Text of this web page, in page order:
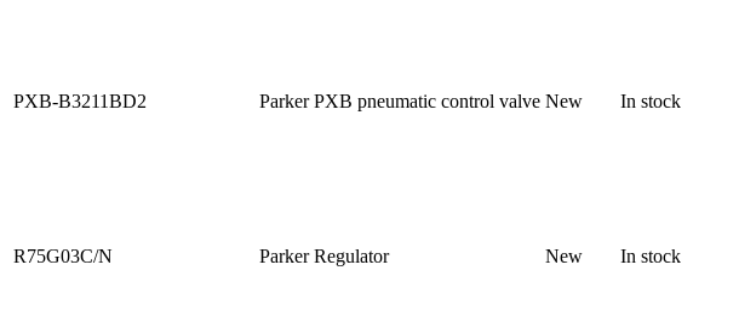
PXB-B3211BD2 Parker PXB pneumatic control valve New In stock
R75G03C/N Parker Regulator New In stock